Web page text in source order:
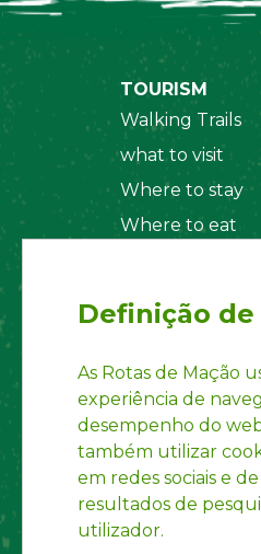
TOURISM
Walking Trails
what to visit
Where to stay
Where to eat
Definição
As Rotas de Mação
experiência de
desempenho do
também utilizar
em redes sociais e
resultados de
utilizador.